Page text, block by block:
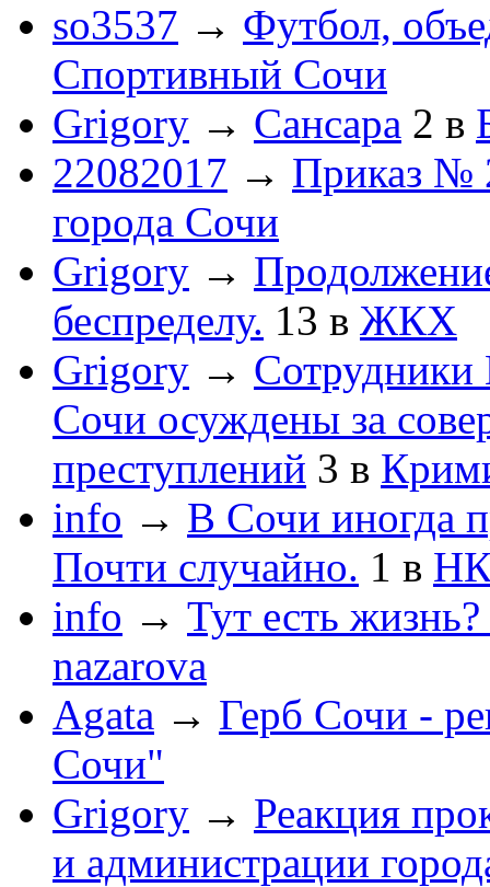
so3537 → Футбол,
Спортивный Сочи
Grigory → Сансара 2 в
22082017 → Приказ №
города Сочи
Grigory →
беспределу. 13 в ЖКХ
Grigory →
Сочи осуждены за
преступлений 3 в
info → В Сочи иногда
Почти случайно. 1 в
info → Тут есть
nazarova
Agata → Герб Сочи -
Сочи"
Grigory → Реакция
и администрации